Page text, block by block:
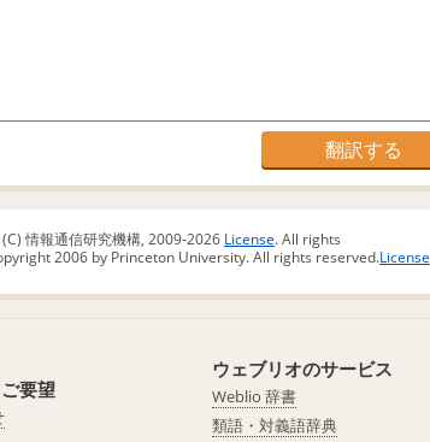
情報通信研究機構, 2009-2026 License. All rights
2006 by Princeton University. All rights reserved.License
要望
ウェブリオのサービス
Weblio 辞書
類語・対義語辞典